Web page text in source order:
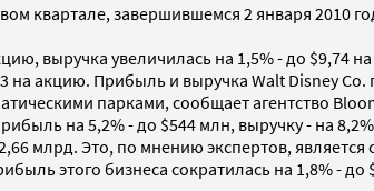
квартале, завершившемся 2 января 2010
выручка увеличилась на 1,5% - до $9,74
на акцию. Прибыль и выручка Walt Disney
парками, сообщает агентство
на 5,2% - до $544 млн, выручку - на
млрд. Это, по мнению экспертов, является
этого бизнеса сократилась на 1,8% - до